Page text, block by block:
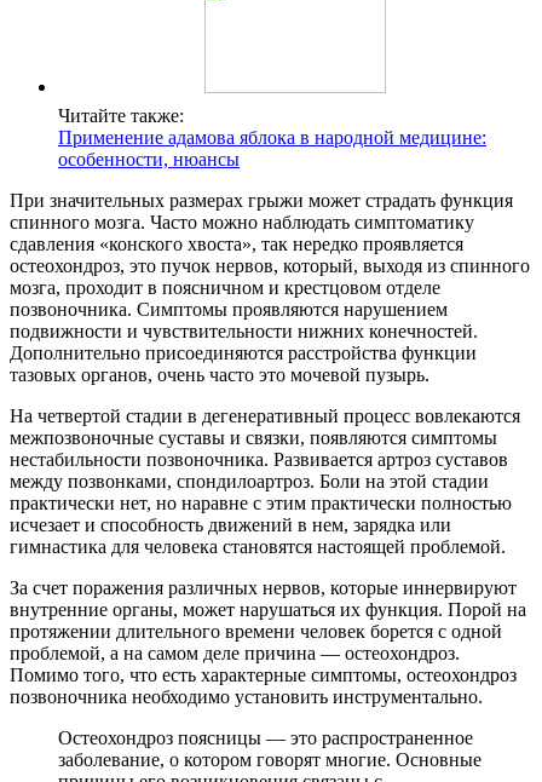
Читайте также:
Применение адамова яблока в народной медицине:
особенности, нюансы
При значительных размерах грыжи может страдать функция
спинного мозга. Часто можно наблюдать симптоматику
сдавления «конского хвоста», так нередко проявляется
остеохондроз, это пучок нервов, который, выходя из спинного
мозга, проходит в поясничном и крестцовом отделе
позвоночника. Симптомы проявляются нарушением
подвижности и чувствительности нижних конечностей.
Дополнительно присоединяются расстройства функции
тазовых органов, очень часто это мочевой пузырь.
На четвертой стадии в дегенеративный процесс вовлекаются
межпозвоночные суставы и связки, появляются симптомы
нестабильности позвоночника. Развивается артроз суставов
между позвонками, спондилоартроз. Боли на этой стадии
практически нет, но наравне с этим практически полностью
исчезает и способность движений в нем, зарядка или
гимнастика для человека становятся настоящей проблемой.
За счет поражения различных нервов, которые иннервируют
внутренние органы, может нарушаться их функция. Порой на
протяжении длительного времени человек борется с одной
проблемой, а на самом деле причина — остеохондроз.
Помимо того, что есть характерные симптомы, остеохондроз
позвоночника необходимо установить инструментально.
Остеохондроз поясницы — это распространенное
заболевание, о котором говорят многие. Основные